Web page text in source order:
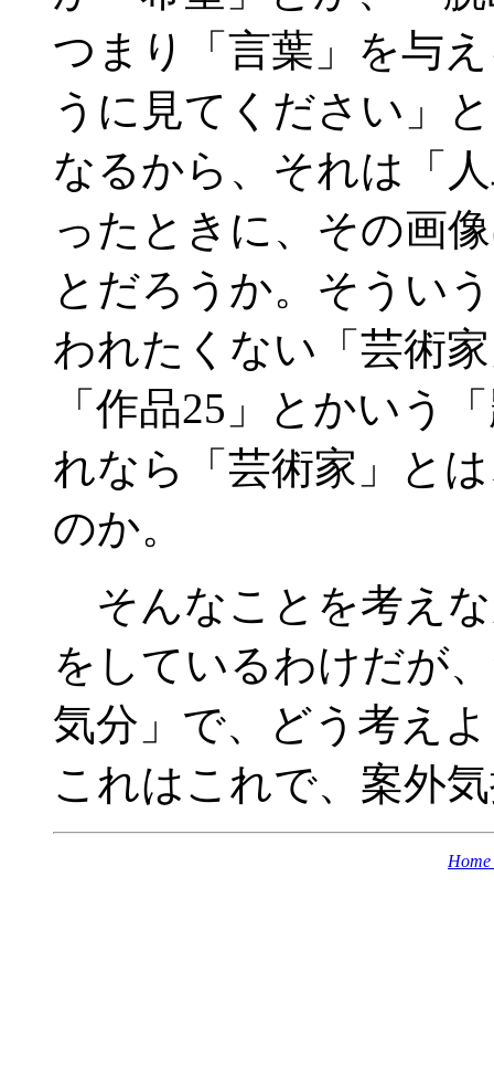
つまり「言葉」を与
うに見てください」
なるから、それは「
ったときに、その画
とだろうか。そうい
われたくない「芸術
「作品25」とかいう
れなら「芸術家」と
のか。
そんなことを考え
をしているわけだが
気分」で、どう考え
これはこれで、案外
Home